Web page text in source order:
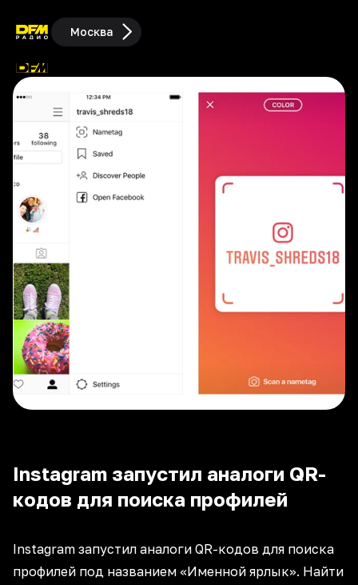
Москва
Instagram запустил аналоги QR-
кодов для поиска профилей
Instagram запустил аналоги QR-кодов для поиска
профилей под названием «Именной ярлык». Найти